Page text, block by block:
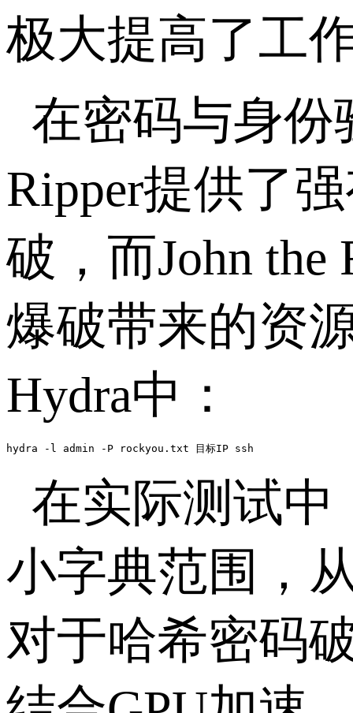
极大提高了工
在密码与身份
Ripper提供了
破，而John the
爆破带来的资
Hydra中：
hydra -l admin -P rockyou.txt 目标IP ssh
在实际测试中
小字典范围，
对于哈希密码